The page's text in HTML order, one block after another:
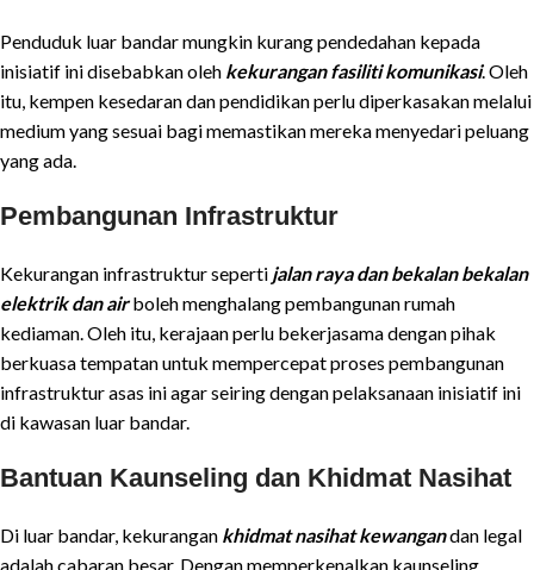
Penduduk luar bandar mungkin kurang pendedahan kepada
inisiatif ini disebabkan oleh kekurangan fasiliti komunikasi. Oleh
itu, kempen kesedaran dan pendidikan perlu diperkasakan melalui
medium yang sesuai bagi memastikan mereka menyedari peluang
yang ada.
Pembangunan Infrastruktur
Kekurangan infrastruktur seperti jalan raya dan bekalan bekalan
elektrik dan airboleh menghalang pembangunan rumah
kediaman. Oleh itu, kerajaan perlu bekerjasama dengan pihak
berkuasa tempatan untuk mempercepat proses pembangunan
infrastruktur asas ini agar seiring dengan pelaksanaan inisiatif ini
di kawasan luar bandar.
Bantuan Kaunseling dan Khidmat Nasihat
Di luar bandar, kekurangan khidmat nasihat kewangandan legal
adalah cabaran besar. Dengan memperkenalkan kaunseling